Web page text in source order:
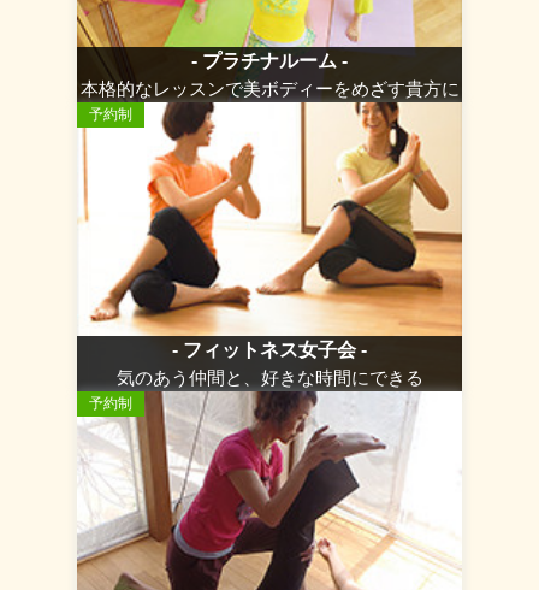
- プラチナルーム -
本格的なレッスンで美ボディーをめざす貴方に
予約制
- フィットネス女子会 -
気のあう仲間と、好きな時間にできる
予約制